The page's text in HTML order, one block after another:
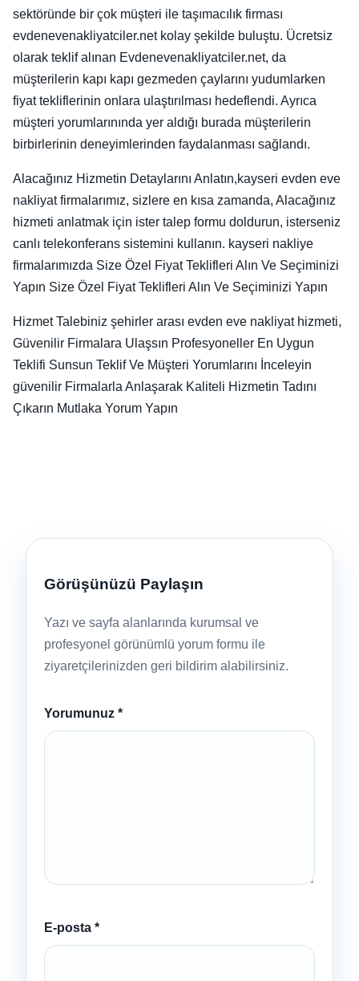
sektöründe bir çok müşteri ile taşımacılık firması
evdenevenakliyatciler.net kolay şekilde buluştu. Ücretsiz
olarak teklif alınan Evdenevenakliyatciler.net, da
müşterilerin kapı kapı gezmeden çaylarını yudumlarken
fiyat tekliflerinin onlara ulaştırılması hedeflendi. Ayrıca
müşteri yorumlarınında yer aldığı burada müşterilerin
birbirlerinin deneyimlerinden faydalanması sağlandı.
Alacağınız Hizmetin Detaylarını Anlatın,kayseri evden eve
nakliyat firmalarımız, sizlere en kısa zamanda, Alacağınız
hizmeti anlatmak için ister talep formu doldurun, isterseniz
canlı telekonferans sistemini kullanın. kayseri nakliye
firmalarımızda Size Özel Fiyat Teklifleri Alın Ve Seçiminizi
Yapın Size Özel Fiyat Teklifleri Alın Ve Seçiminizi Yapın
Hizmet Talebiniz şehirler arası evden eve nakliyat hizmeti,
Güvenilir Firmalara Ulaşsın Profesyoneller En Uygun
Teklifi Sunsun Teklif Ve Müşteri Yorumlarını İnceleyin
güvenilir Firmalarla Anlaşarak Kaliteli Hizmetin Tadını
Çıkarın Mutlaka Yorum Yapın
Görüşünüzü Paylaşın
Yazı ve sayfa alanlarında kurumsal ve
profesyonel görünümlü yorum formu ile
ziyaretçilerinizden geri bildirim alabilirsiniz.
Yorumunuz *
E-posta *